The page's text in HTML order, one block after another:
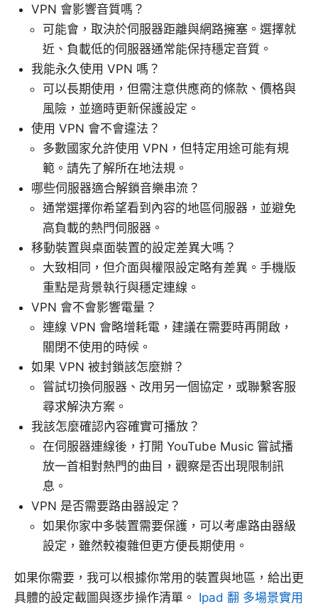
VPN 會影響音質嗎？
可能會，取決於伺服器距離與網路擁塞。選擇就
近、負載低的伺服器通常能保持穩定音質。
我能永久使用 VPN 嗎？
可以長期使用，但需注意供應商的條款、價格與
風險，並適時更新保護設定。
使用 VPN 會不會違法？
多數國家允許使用 VPN，但特定用途可能有規
範。請先了解所在地法規。
哪些伺服器適合解鎖音樂串流？
通常選擇你希望看到內容的地區伺服器，並避免
高負載的熱門伺服器。
移動裝置與桌面裝置的設定差異大嗎？
大致相同，但介面與權限設定略有差異。手機版
重點是背景執行與穩定連線。
VPN 會不會影響電量？
連線 VPN 會略增耗電，建議在需要時再開啟，
關閉不使用的時候。
如果 VPN 被封鎖該怎麼辦？
嘗試切換伺服器、改用另一個協定，或聯繫客服
尋求解決方案。
我該怎麼確認內容確實可播放？
在伺服器連線後，打開 YouTube Music 嘗試播
放一首相對熱門的曲目，觀察是否出現限制訊
息。
VPN 是否需要路由器設定？
如果你家中多裝置需要保護，可以考慮路由器級
設定，雖然較複雜但更方便長期使用。
如果你需要，我可以根據你常用的裝置與地區，給出更
具體的設定截圖與逐步操作清單。 Ipad 翻 多場景實用